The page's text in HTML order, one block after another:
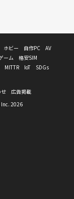
ホビー 自作PC
AV
ーム
格安SIM
MITTR IoT
SDGs
広告掲載
Inc. 2026